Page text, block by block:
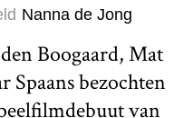
Nanna de Jong
Boogaard, Mat
Spaans bezochten
van